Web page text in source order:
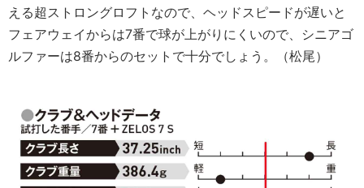
える超ストロングロフトなので、ヘッドスピードが遅いと
フェアウェイからは7番で球が上がりにくいので、シニアゴ
ルファーは8番からのセットで十分でしょう。（松尾）